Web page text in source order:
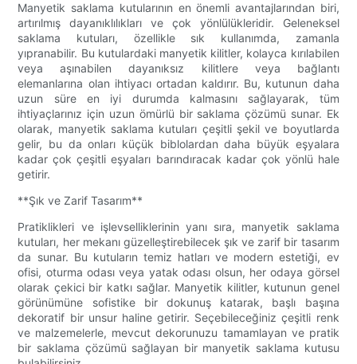
Manyetik saklama kutularının en önemli avantajlarından biri,
artırılmış dayanıklılıkları ve çok yönlülükleridir. Geleneksel
saklama kutuları, özellikle sık kullanımda, zamanla
yıpranabilir. Bu kutulardaki manyetik kilitler, kolayca kırılabilen
veya aşınabilen dayanıksız kilitlere veya bağlantı
elemanlarına olan ihtiyacı ortadan kaldırır. Bu, kutunun daha
uzun süre en iyi durumda kalmasını sağlayarak, tüm
ihtiyaçlarınız için uzun ömürlü bir saklama çözümü sunar. Ek
olarak, manyetik saklama kutuları çeşitli şekil ve boyutlarda
gelir, bu da onları küçük biblolardan daha büyük eşyalara
kadar çok çeşitli eşyaları barındıracak kadar çok yönlü hale
getirir.
**Şık ve Zarif Tasarım**
Pratiklikleri ve işlevselliklerinin yanı sıra, manyetik saklama
kutuları, her mekanı güzelleştirebilecek şık ve zarif bir tasarım
da sunar. Bu kutuların temiz hatları ve modern estetiği, ev
ofisi, oturma odası veya yatak odası olsun, her odaya görsel
olarak çekici bir katkı sağlar. Manyetik kilitler, kutunun genel
görünümüne sofistike bir dokunuş katarak, başlı başına
dekoratif bir unsur haline getirir. Seçebileceğiniz çeşitli renk
ve malzemelerle, mevcut dekorunuzu tamamlayan ve pratik
bir saklama çözümü sağlayan bir manyetik saklama kutusu